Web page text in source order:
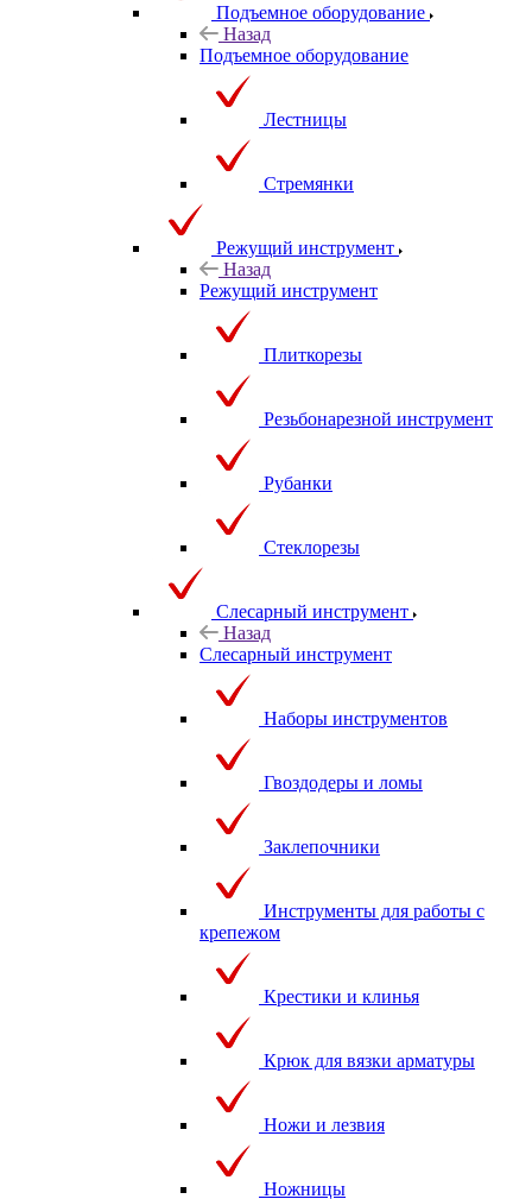
Подъемное оборудование
Назад
Подъемное оборудование
Лестницы
Стремянки
Режущий инструмент
Назад
Режущий инструмент
Плиткорезы
Резьбонарезной инструмент
Рубанки
Стеклорезы
Слесарный инструмент
Назад
Слесарный инструмент
Наборы инструментов
Гвоздодеры и ломы
Заклепочники
Инструменты для работы с
крепежом
Крестики и клинья
Крюк для вязки арматуры
Ножи и лезвия
Ножницы